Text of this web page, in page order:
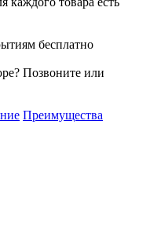
Позвоните или
Преимущества